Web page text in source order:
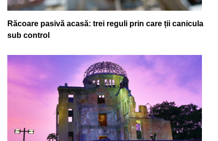
Răcoare pasivă acasă: trei reguli prin care ții canicula
sub control